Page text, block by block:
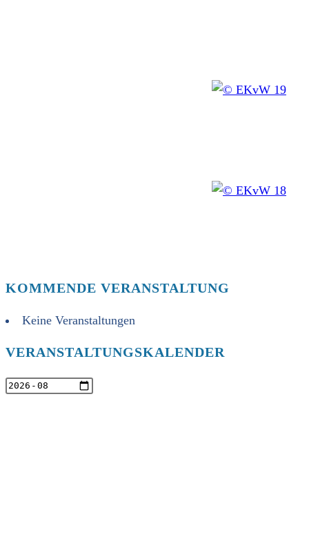
KOMMENDE VERANSTALTUNG
Keine Veranstaltungen
VERANSTALTUNGSKALENDER